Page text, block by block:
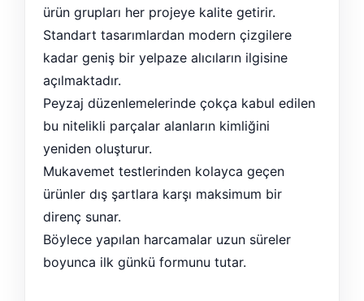
ürün grupları her projeye kalite getirir.
Standart tasarımlardan modern çizgilere
kadar geniş bir yelpaze alıcıların ilgisine
açılmaktadır.
Peyzaj düzenlemelerinde çokça kabul edilen
bu nitelikli parçalar alanların kimliğini
yeniden oluşturur.
Mukavemet testlerinden kolayca geçen
ürünler dış şartlara karşı maksimum bir
direnç sunar.
Böylece yapılan harcamalar uzun süreler
boyunca ilk günkü formunu tutar.